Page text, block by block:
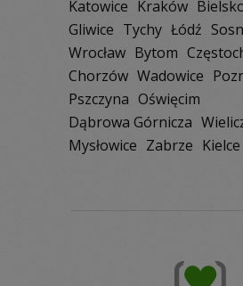
Katowice Kraków
Gliwice Tychy Łódź
Wrocław Bytom
Chorzów Wadowice
Pszczyna Oświęcim
Dąbrowa Górnicza
Mysłowice Zabrze Kielce